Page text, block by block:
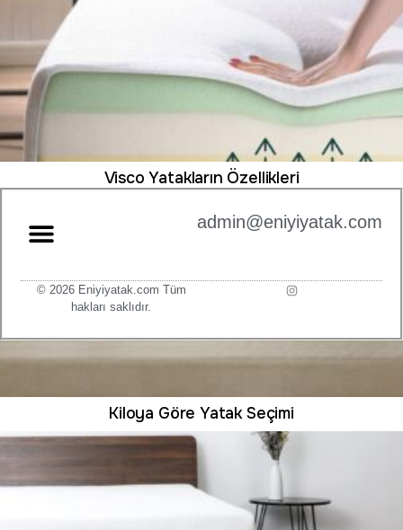
Visco Yatakların Özellikleri
Kiloya Göre Yatak Seçimi
admin@eniyiyatak.com
© 2026 Eniyiyatak.com Tüm
hakları saklıdır.